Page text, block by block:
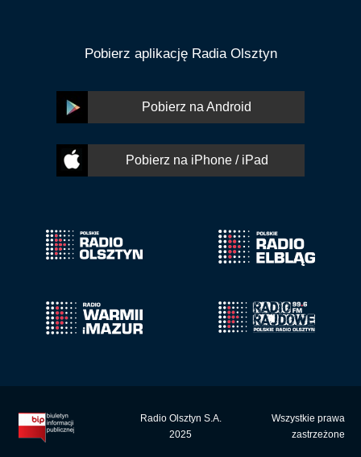
Pobierz aplikację Radia Olsztyn
Pobierz na Android
Pobierz na iPhone / iPad
Radio Olsztyn S.A.
2025
Wszystkie prawa
zastrzeżone